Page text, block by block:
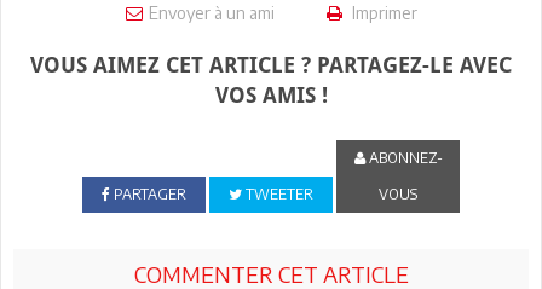
Envoyer à un ami Imprimer
VOUS AIMEZ CET ARTICLE ? PARTAGEZ-LE AVEC
VOS AMIS !
PARTAGER TWEETER
ABONNEZ-
VOUS
COMMENTER CET ARTICLE